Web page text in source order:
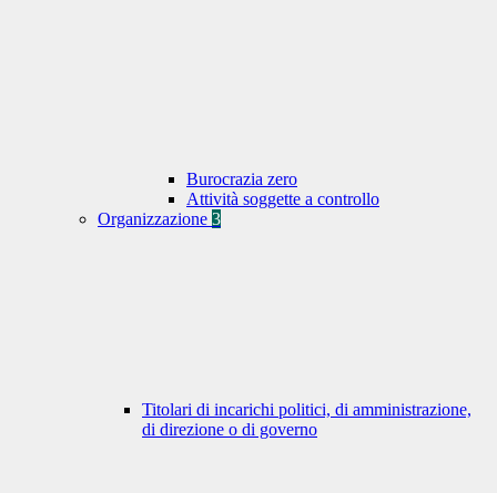
Burocrazia zero
Attività soggette a controllo
Organizzazione 3
Titolari di incarichi politici, di amministrazione,
di direzione o di governo